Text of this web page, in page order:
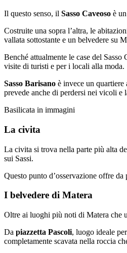
Il questo senso, il Sasso Caveoso è
Costruite una sopra l’altra, le
vallata sottostante e un belvedere su
Benché attualmente le case del
visite di turisti e per i locali alla moda.
Sasso Barisano è invece un
prevede anche di perdersi nei vicoli e
Basilicata in immagini
La civita
La civita si trova nella parte più alta
sui Sassi.
Questo punto d’osservazione offre
I belvedere di Matera
Oltre ai luoghi più noti di Matera che
Da piazzetta Pascoli, luogo ideale
completamente scavata nella roccia